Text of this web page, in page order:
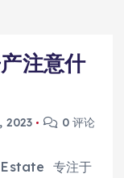
注意什
2023 0 评论
Estate 专注于